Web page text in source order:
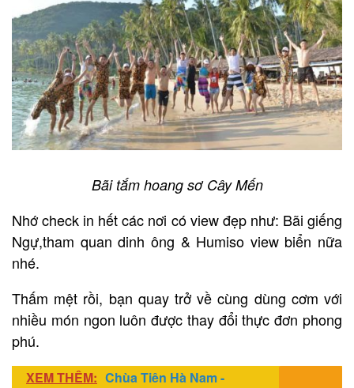
Bãi tắm hoang sơ Cây Mến
Nhớ check in hết các nơi có view đẹp như: Bãi giếng
Ngự,tham quan dinh ông & Humiso view biển nữa
nhé.
Thấm mệt rồi, bạn quay trở về cùng dùng cơm với
nhiều món ngon luôn được thay đổi thực đơn phong
phú.
XEM THÊM: Chùa Tiên Hà Nam -